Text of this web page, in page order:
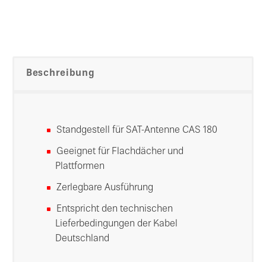
Beschreibung
Standgestell für SAT-Antenne CAS 180
Geeignet für Flachdächer und
Plattformen
Zerlegbare Ausführung
Entspricht den technischen
Lieferbedingungen der Kabel
Deutschland